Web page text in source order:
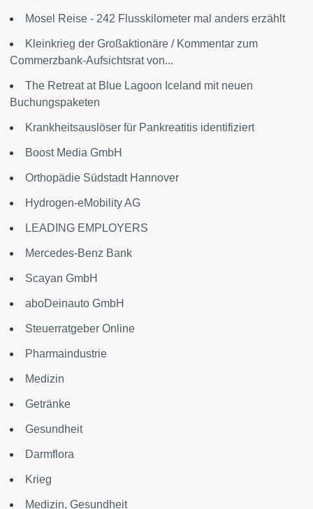
Mosel Reise - 242 Flusskilometer mal anders erzählt
Kleinkrieg der Großaktionäre / Kommentar zum
Commerzbank-Aufsichtsrat von...
The Retreat at Blue Lagoon Iceland mit neuen
Buchungspaketen
Krankheitsauslöser für Pankreatitis identifiziert
Boost Media GmbH
Orthopädie Südstadt Hannover
Hydrogen-eMobility AG
LEADING EMPLOYERS
Mercedes-Benz Bank
Scayan GmbH
aboDeinauto GmbH
Steuerratgeber Online
Pharmaindustrie
Medizin
Getränke
Gesundheit
Darmflora
Krieg
Medizin, Gesundheit